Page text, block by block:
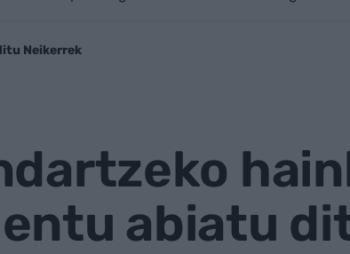
Neikerrek
abiatu